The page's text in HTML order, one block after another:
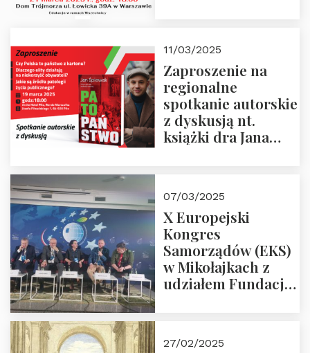
i prof.
Krasnodębski
11/03/2025
Zaproszenie na
regionalne
spotkanie autorskie
z dyskusją nt.
książki dra Jana
07/03/2025
X Europejski
Kongres
Samorządów (EKS)
w Mikołajkach z
udziałem Fundacji
27/02/2025